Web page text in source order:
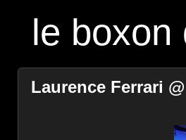
le boxon
Laurence Ferrari